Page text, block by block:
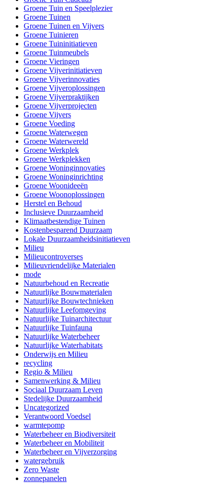
Groene Tuin en Speelplezier
Groene Tuinen
Groene Tuinen en Vijvers
Groene Tuinieren
Groene Tuininitiatieven
Groene Tuinmeubels
Groene Vieringen
Groene Vijverinitiatieven
Groene Vijverinnovaties
Groene Vijveroplossingen
Groene Vijverpraktijken
Groene Vijverprojecten
Groene Vijvers
Groene Voeding
Groene Waterwegen
Groene Waterwereld
Groene Werkplek
Groene Werkplekken
Groene Woninginnovaties
Groene Woninginrichting
Groene Woonideeën
Groene Woonoplossingen
Herstel en Behoud
Inclusieve Duurzaamheid
Klimaatbestendige Tuinen
Kostenbesparend Duurzaam
Lokale Duurzaamheidsinitiatieven
Milieu
Milieucontroverses
Milieuvriendelijke Materialen
mode
Natuurbehoud en Recreatie
Natuurlijke Bouwmaterialen
Natuurlijke Bouwtechnieken
Natuurlijke Leefomgeving
Natuurlijke Tuinarchitectuur
Natuurlijke Tuinfauna
Natuurlijke Waterbeheer
Natuurlijke Waterhabitats
Onderwijs en Milieu
recycling
Regio & Milieu
Samenwerking & Milieu
Sociaal Duurzaam Leven
Stedelijke Duurzaamheid
Uncategorized
Verantwoord Voedsel
warmtepomp
Waterbeheer en Biodiversiteit
Waterbeheer en Mobiliteit
Waterbeheer en Vijverzorging
watergebruik
Zero Waste
zonnepanelen